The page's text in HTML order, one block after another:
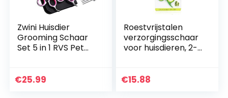
Zwini Huisdier
Grooming Schaar
Set 5 in 1 RVS Pet
Schaar Set
€25.99
Roestvrijstalen
verzorgingsschaar
voor huisdieren, 2-
zachte
€15.88